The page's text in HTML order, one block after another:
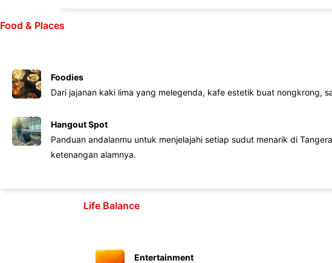
Food & Places
Foodies
Dari jajanan kaki lima yang melegenda, kafe estetik buat nongkrong,
Hangout Spot
Panduan andalanmu untuk menjelajahi setiap sudut menarik di
ketenangan alamnya.
Life Balance
Entertainment